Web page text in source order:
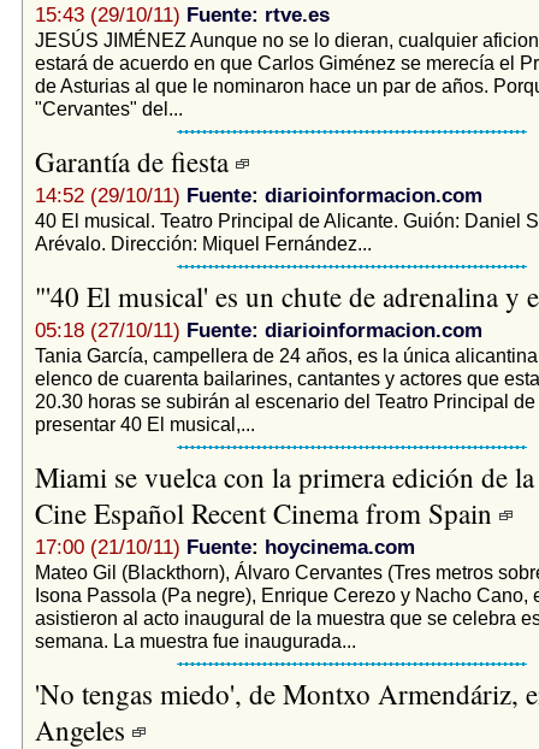
15:43 (29/10/11) Fuente: rtve.es
JESÚS JIMÉNEZ Aunque no se lo dieran, cualquier
estará de acuerdo en que Carlos Giménez se merecía el
de Asturias al que le nominaron hace un par de años.
"Cervantes" del...
Garantía de fiesta
14:52 (29/10/11) Fuente: diarioinformacion.com
40 El musical. Teatro Principal de Alicante. Guión: Daniel
Arévalo. Dirección: Miquel Fernández...
"'40 El musical' es un chute de adrenalina y
05:18 (27/10/11) Fuente: diarioinformacion.com
Tania García, campellera de 24 años, es la única
elenco de cuarenta bailarines, cantantes y actores que
20.30 horas se subirán al escenario del Teatro Principal
presentar 40 El musical,...
Miami se vuelca con la primera edición de
Cine Español Recent Cinema from Spain
17:00 (21/10/11) Fuente: hoycinema.com
Mateo Gil (Blackthorn), Álvaro Cervantes (Tres metros
Isona Passola (Pa negre), Enrique Cerezo y Nacho Cano,
asistieron al acto inaugural de la muestra que se celebra
semana. La muestra fue inaugurada...
'No tengas miedo', de Montxo Armendáriz,
Angeles